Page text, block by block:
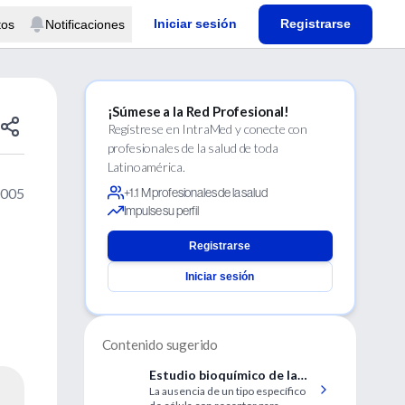
Notificaciones Iniciar sesión Registrarse
¡Súmese a la Red Profesional!
Regístrese en IntraMed y conecte con
profesionales de la salud de toda
Latinoamérica.
+1.1 M profesionales de la salud
Impulse su perfil
Registrarse
Iniciar sesión
Contenido sugerido
Estudio bioquímico de la
acción de glucocorticoides
La ausencia de un tipo específico